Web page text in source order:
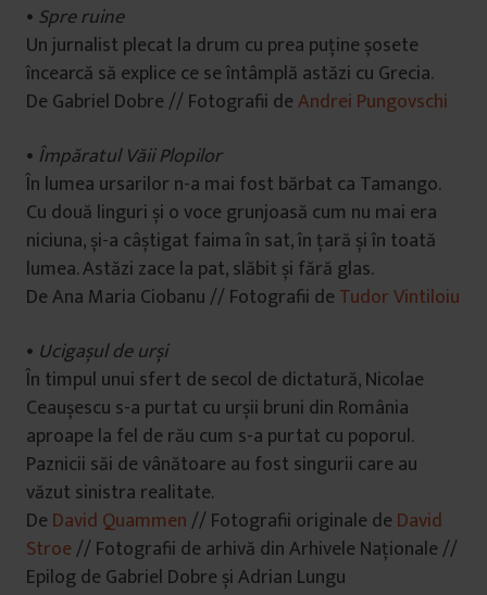
• Spre ruine
Un jurnalist plecat la drum cu prea puține șosete
încearcă să explice ce se întâmplă astăzi cu Grecia.
De Gabriel Dobre // Fotografii deAndrei Pungovschi
• Împăratul Văii Plopilor
În lumea ursarilor n-a mai fost bărbat ca Tamango.
Cu două linguri și o voce grunjoasă cum nu mai era
niciuna, și-a câștigat faima în sat, în țară și în toată
lumea. Astăzi zace la pat, slăbit și fără glas.
De Ana Maria Ciobanu // Fotografii de Tudor Vintiloiu
• Ucigașul de urși
În timpul unui sfert de secol de dictatură, Nicolae
Ceaușescu s-a purtat cu urșii bruni din România
aproape la fel de rău cum s-a purtat cu poporul.
Paznicii săi de vânătoare au fost singurii care au
văzut sinistra realitate.
De David Quammen// Fotografii originale de David
Stroe// Fotografii de arhivă din Arhivele Naționale //
Epilog de Gabriel Dobre și Adrian Lungu